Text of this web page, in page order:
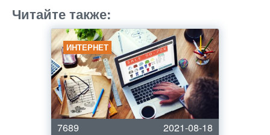
Читайте также:
ИНТЕРНЕТ
7689
2021-08-18